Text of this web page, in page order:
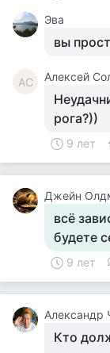
Эва
вы
АС Алексей
рога?))
9 лет
Джейн
всё
будете
9 лет
Александр
Кто